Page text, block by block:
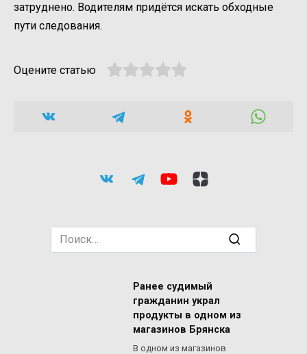
затруднено. Водителям придётся искать обходные
пути следования.
Оцените статью
Search
for:
Ранее судимый
гражданин украл
продукты в одном из
магазинов Брянска
В одном из магазинов